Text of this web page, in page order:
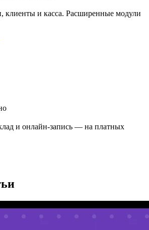
клиенты и касса. Расширенные модули
и онлайн-запись — на платных